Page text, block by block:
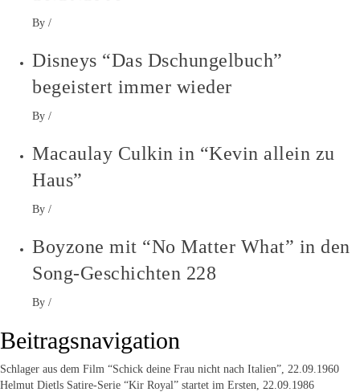
By /
Disneys “Das Dschungelbuch”
begeistert immer wieder
By /
Macaulay Culkin in “Kevin allein zu
Haus”
By /
Boyzone mit “No Matter What” in den
Song-Geschichten 228
By /
Beitragsnavigation
Schlager aus dem Film “Schick deine Frau nicht nach Italien”, 22.09.1960
Helmut Dietls Satire-Serie “Kir Royal” startet im Ersten, 22.09.1986